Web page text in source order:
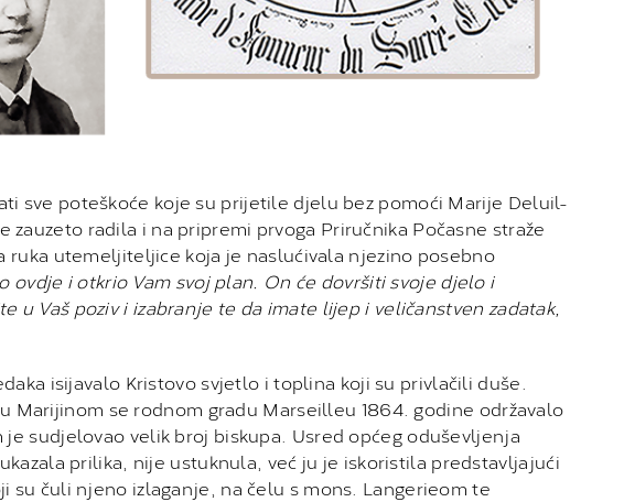
sve poteškoće koje su prijetile djelu bez pomoći Marije Deluil-
radila i na pripremi prvoga Priručnika Počasne straže
ruka utemeljiteljice koja je naslućivala njezino posebno
ovdje i otkrio Vam svoj plan. On će dovršiti svoje djelo i
u Vaš poziv i izabranje te da imate lijep i veličanstven zadatak,
isijavalo Kristovo svjetlo i toplina koji su privlačili duše.
Marijinom se rodnom gradu Marseilleu 1864. godine održavalo
je sudjelovao velik broj biskupa. Usred općeg oduševljenja
prilika, nije ustuknula, već ju je iskoristila predstavljajući
su čuli njeno izlaganje, na čelu s mons. Langerieom te